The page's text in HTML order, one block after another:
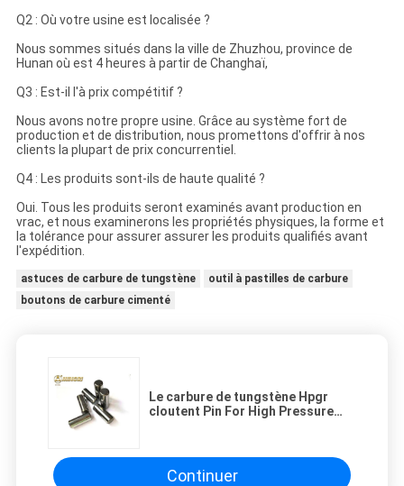
Q2 : Où votre usine est localisée ?
Nous sommes situés dans la ville de Zhuzhou, province de
Hunan où est 4 heures à partir de Changhaï,
Q3 : Est-il l'à prix compétitif ?
Nous avons notre propre usine. Grâce au système fort de
production et de distribution, nous promettons d'offrir à nos
clients la plupart de prix concurrentiel.
Q4 : Les produits sont-ils de haute qualité ?
Oui. Tous les produits seront examinés avant production en
vrac, et nous examinerons les propriétés physiques, la forme et
la tolérance pour assurer assurer les produits qualifiés avant
l'expédition.
astuces de carbure de tungstène
outil à pastilles de carbure
boutons de carbure cimenté
Le carbure de tungstène Hpgr
cloutent Pin For High Pressure
Continuer